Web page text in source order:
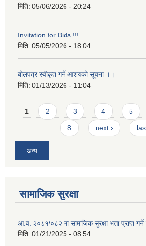
मिति: 05/06/2026 - 20:24
Invitation for Bids !!!
मिति: 05/05/2026 - 18:04
बोलपत्र स्वीकृत गर्ने आशयको सूचना ।।
मिति: 01/13/2026 - 11:04
Pages
1 2 3 4 5
8 next ›
अन्य
सामाजिक सुरक्षा
आ.व. २०८१/०८२ मा सामाजिक सुरक्षा भत्ता प्राप्त गर्ने
मिति: 01/21/2025 - 08:54